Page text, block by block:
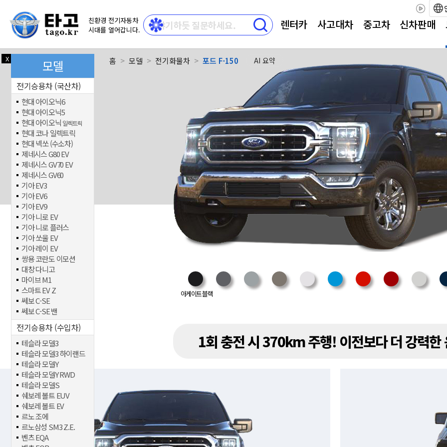
친환경 전기자동차
시대를 열어갑니다.
렌터카 사고대차 중고차 신차판매
홈 모델 전기화물차 포드 F-150 AI 요약
X 모델
전기승용차 (국산차)
현대 아이오닉6
현대 아이오닉5
현대 아이오닉 일렉트릭
현대 코나 일렉트릭
현대 넥쏘 (수소차)
제네시스 G80 EV
제네시스 GV70 EV
제네시스 GV60
기아 EV3
기아 EV6
기아 EV9
기아 니로 EV
기아 니로 플러스
기아 쏘울 EV
기아 레이 EV
쌍용 코란도 이모션
대창 다니고
마이브 M1
스마트 EV Z
쎄보 C-SE
쎄보 C-SE 밴
전기승용차 (수입차)
테슬라 모델3
테슬라 모델3 하이랜드
테슬라 모델Y
테슬라 모델Y RWD
테슬라 모델S
쉐보레 볼트 EUV
쉐보레 볼트 EV
르노 조에
르노삼성 SM3 Z.E.
벤츠 EQA
아게이트 블랙
1회 충전 시 370km 주행! 이전보다 더 강력한